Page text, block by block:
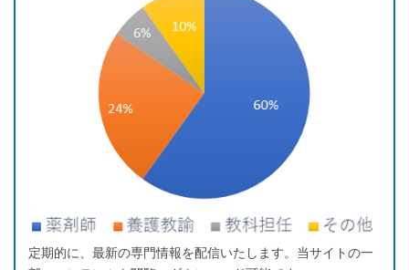
定期的に、最新の専門情報を配信いたします。当サイトの一